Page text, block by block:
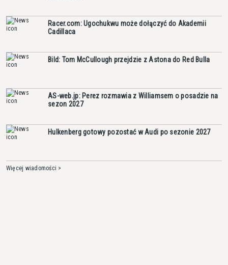
Racer.com: Ugochukwu może dołączyć do Akademii
Cadillaca
Bild: Tom McCullough przejdzie z Astona do Red Bulla
AS-web.jp: Perez rozmawia z Williamsem o posadzie na
sezon 2027
Hulkenberg gotowy pozostać w Audi po sezonie 2027
Więcej wiadomości >